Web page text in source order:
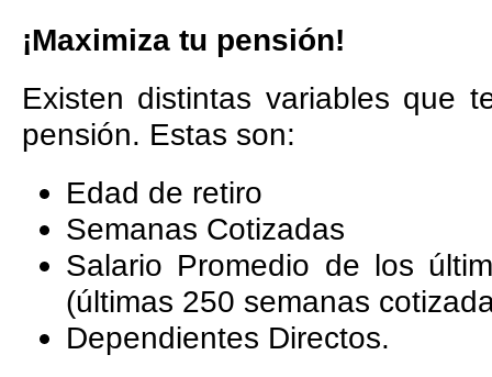
¡Maximiza tu pensión!
Existen distintas variables que
pensión. Estas son:
Edad de retiro
Semanas Cotizadas
Salario Promedio de los
(últimas 250 semanas
Dependientes Directos.